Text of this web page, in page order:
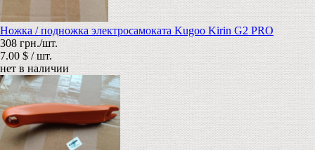
Ножка / подножка электросамоката Kugoo Kirin G2 PRO
308 грн./шт.
7.00 $ / шт.
нет в наличии